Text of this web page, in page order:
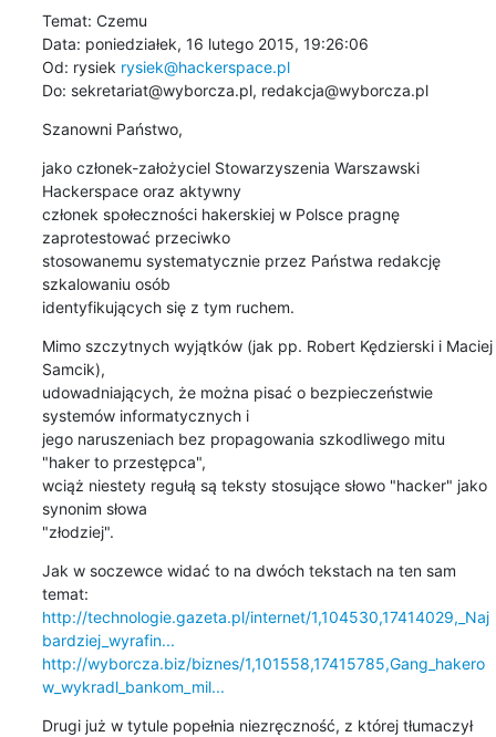
Temat: Czemu
Data: poniedziałek, 16 lutego 2015, 19:26:06
Od: rysiek rysiek@hackerspace.pl
Do: sekretariat@wyborcza.pl, redakcja@wyborcza.pl
Szanowni Państwo,
jako członek-założyciel Stowarzyszenia Warszawski
Hackerspace oraz aktywny
członek społeczności hakerskiej w Polsce pragnę
zaprotestować przeciwko
stosowanemu systematycznie przez Państwa redakcję
szkalowaniu osób
identyfikujących się z tym ruchem.
Mimo szczytnych wyjątków (jak pp. Robert Kędzierski i Maciej
Samcik),
udowadniających, że można pisać o bezpieczeństwie
systemów informatycznych i
jego naruszeniach bez propagowania szkodliwego mitu
"haker to przestępca",
wciąż niestety regułą są teksty stosujące słowo "hacker" jako
synonim słowa
"złodziej".
Jak w soczewce widać to na dwóch tekstach na ten sam
http://technologie.gazeta.pl/internet/1,104530,17414029,_Naj
bardziej_wyrafin...
http://wyborcza.biz/biznes/1,101558,17415785,Gang_hakero
w_wykradl_bankom_mil...
Drugi już w tytule popełnia niezręczność, z której tłumaczył